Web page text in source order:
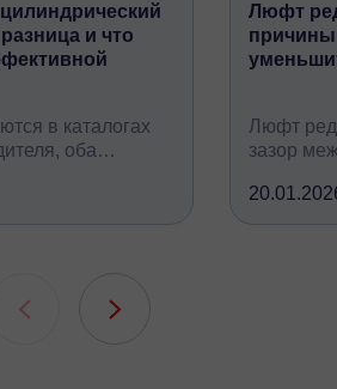
и что
в каталогах
оба
устроены
разному, при
Люфт
Люфт
зазор
всех
любой удобный